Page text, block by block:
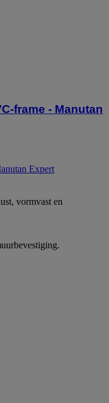
frame - Manutan
Expert
vormvast en